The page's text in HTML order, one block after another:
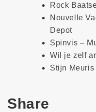
Rock
Nouvelle
Depot
Spinvis –
Wil je zelf
Stijn Meuris
Share